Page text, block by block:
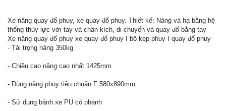
Xe nâng quay đổ phuy, xe quay đổ phuy. Thiết kế: Nâng và hạ bằng hệ
thống thủy lực với tay và chân kích, di chuyển và quay đổ bằng tay
Xe nâng quay đổ phuy xe quay đổ phuy I bộ kẹp phuy I quay đổ phuy
- Tải trọng nâng 350kg
- Chiều cao nâng cao nhất 1425mm
- Dùng nâng phuy tiêu chuẩn F 580x890mm
- Sử dụng bánh xe PU có phanh